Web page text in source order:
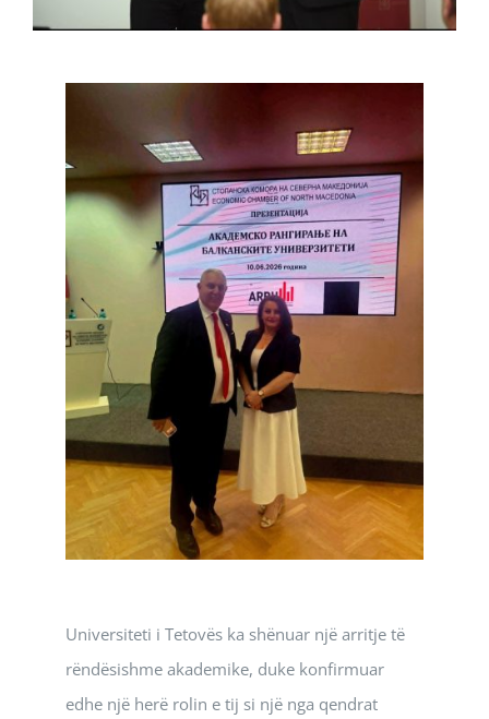
Universiteti i Tetovës ka shënuar një arritje të
rëndësishme akademike, duke konfirmuar
edhe një herë rolin e tij si një nga qendrat